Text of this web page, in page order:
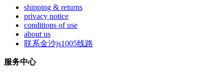
shipping & returns
privacy notice
conditions of use
about us
联系金沙js1005线路
服务中心